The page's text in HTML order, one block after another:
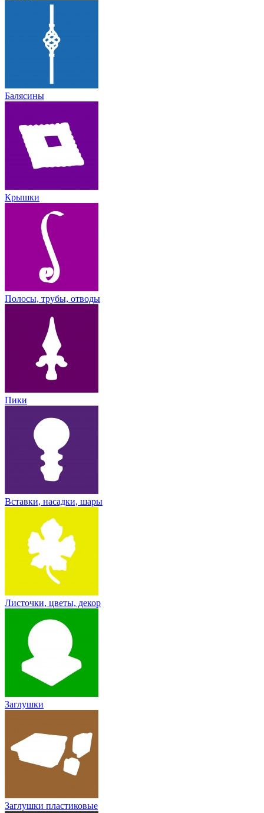
Балясины
Крышки
Полосы, трубы, отводы
Пики
Вставки, насадки, шары
Листочки, цветы, декор
Заглушки
Заглушки пластиковые